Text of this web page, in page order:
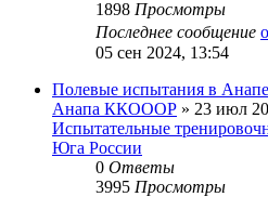
1898 Просмотры
Последнее сообщение
05 сен 2024, 13:54
Полевые испытания в Анапе
Анапа ККОООР » 23 июл
Испытательные
Юга России
0 Ответы
3995 Просмотры